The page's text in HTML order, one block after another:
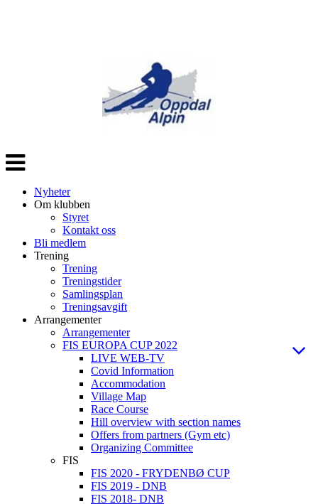
Veksle
navigasjon
Nyheter
Om klubben
Styret
Kontakt oss
Bli medlem
Trening
Trening
Treningstider
Samlingsplan
Treningsavgift
Arrangementer
Arrangementer
FIS EUROPA CUP 2022
LIVE WEB-TV
Covid Information
Accommodation
Village Map
Race Course
Hill overview with section names
Offers from partners (Gym etc)
Organizing Committee
FIS
FIS 2020 - FRYDENBØ CUP
FIS 2019 - DNB
FIS 2018- DNB